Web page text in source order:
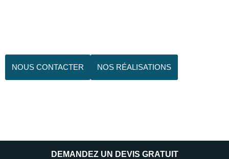
NOUS CONTACTER NOS RÉALISATIONS
DEMANDEZ UN DEVIS GRATUIT